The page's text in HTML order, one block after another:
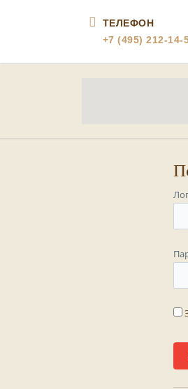
ТЕЛЕФОН
+7 (495) 212-14-